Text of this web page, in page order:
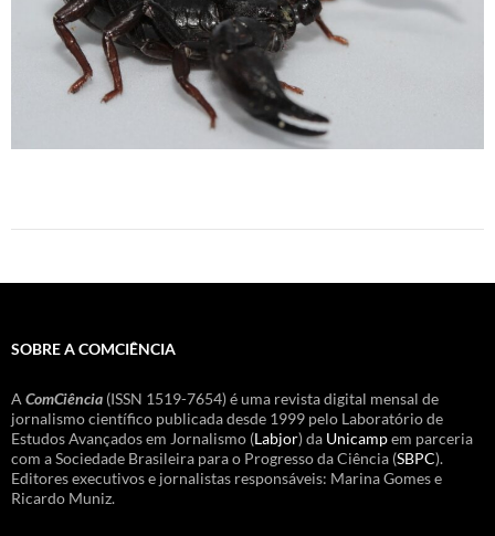
SOBRE A COMCIÊNCIA
A ComCiência (ISSN 1519-7654) é uma revista digital mensal de
jornalismo científico publicada desde 1999 pelo Laboratório de
Estudos Avançados em Jornalismo (Labjor) da Unicampem parceria
com a Sociedade Brasileira para o Progresso da Ciência (SBPC).
Editores executivos e jornalistas responsáveis: Marina Gomes e
Ricardo Muniz.